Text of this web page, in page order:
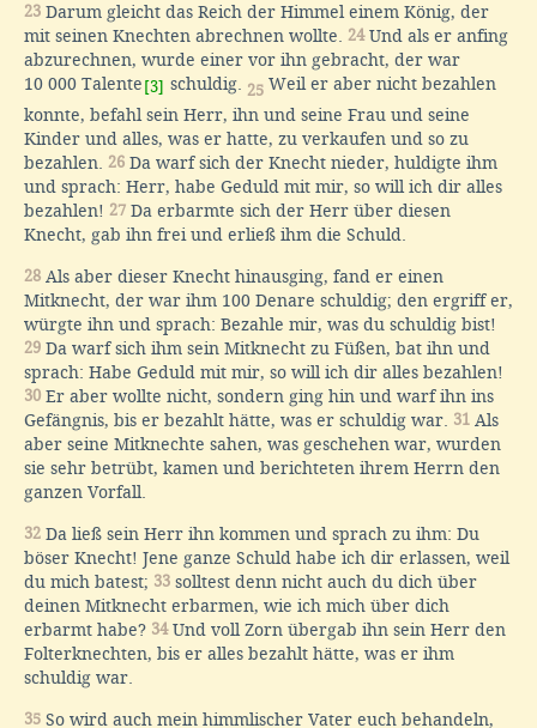
23 Darum gleicht das Reich der Himmel einem König, der
mit seinen Knechten abrechnen wollte. 24Und als er anfing
abzurechnen, wurde einer vor ihn gebracht, der war
10 000 Talente [3] schuldig. 25 Weil er aber nicht bezahlen
konnte, befahl sein Herr, ihn und seine Frau und seine
Kinder und alles, was er hatte, zu verkaufen und so zu
bezahlen. 26 Da warf sich der Knecht nieder, huldigte ihm
und sprach: Herr, habe Geduld mit mir, so will ich dir alles
bezahlen! 27 Da erbarmte sich der Herr über diesen
Knecht, gab ihn frei und erließ ihm die Schuld.
28 Als aber dieser Knecht hinausging, fand er einen
Mitknecht, der war ihm 100 Denare schuldig; den ergriff er,
würgte ihn und sprach: Bezahle mir, was du schuldig bist!
29 Da warf sich ihm sein Mitknecht zu Füßen, bat ihn und
sprach: Habe Geduld mit mir, so will ich dir alles bezahlen!
30 Er aber wollte nicht, sondern ging hin und warf ihn ins
Gefängnis, bis er bezahlt hätte, was er schuldig war. 31 Als
aber seine Mitknechte sahen, was geschehen war, wurden
sie sehr betrübt, kamen und berichteten ihrem Herrn den
ganzen Vorfall.
32 Da ließ sein Herr ihn kommen und sprach zu ihm: Du
böser Knecht! Jene ganze Schuld habe ich dir erlassen, weil
du mich batest; 33 solltest denn nicht auch du dich über
deinen Mitknecht erbarmen, wie ich mich über dich
erbarmt habe? 34Und voll Zorn übergab ihn sein Herr den
Folterknechten, bis er alles bezahlt hätte, was er ihm
schuldig war.
35 So wird auch mein himmlischer Vater euch behandeln,